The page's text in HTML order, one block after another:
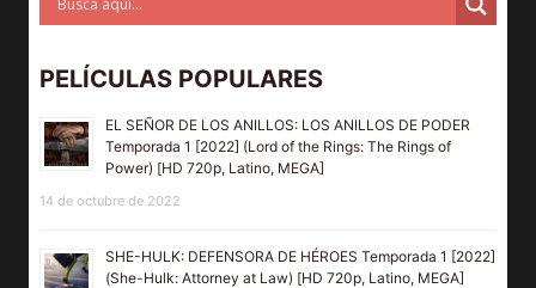
PELÍCULAS POPULARES
EL SEÑOR DE LOS ANILLOS: LOS ANILLOS DE PODER
Temporada 1 [2022] (Lord of the Rings: The Rings of
Power) [HD 720p, Latino, MEGA]
14 de octubre de 2022
SHE-HULK: DEFENSORA DE HÉROES Temporada 1 [2022]
(She-Hulk: Attorney at Law) [HD 720p, Latino, MEGA]